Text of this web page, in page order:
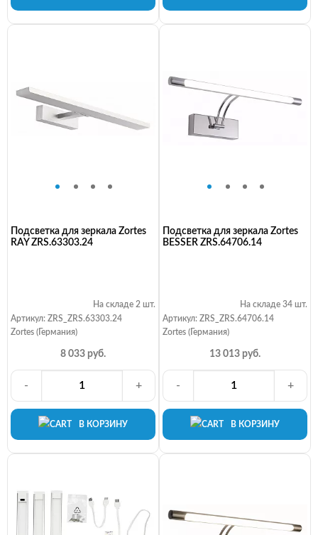
Подсветка для зеркала Zortes
RAY ZRS.63303.24
На складе 2 шт.
Артикул: ZRS_ZRS.63303.24
Zortes (Германия)
8 033 руб.
В КОРЗИНУ
- +
Подсветка для зеркала Zortes
BESSER ZRS.64706.14
На складе 34 шт.
Артикул: ZRS_ZRS.64706.14
Zortes (Германия)
13 013 руб.
В КОРЗИНУ
- +